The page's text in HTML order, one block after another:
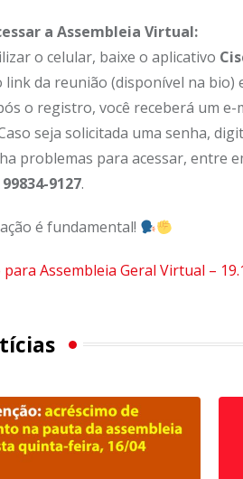
a Assembleia Virtual:
o celular, baixe o aplicativo
link da reunião (disponível na
o registro, você receberá um
seja solicitada uma senha,
problemas para acessar, entre
99834-9127.
é fundamental!
para Assembleia Geral Virtual –